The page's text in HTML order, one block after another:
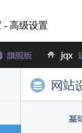
- 高级设置